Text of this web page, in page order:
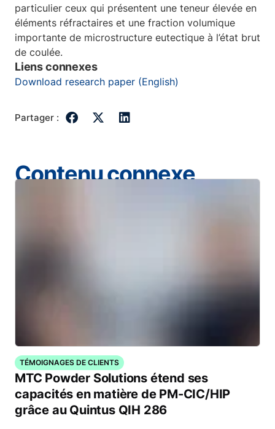
particulier ceux qui présentent une teneur élevée en
éléments réfractaires et une fraction volumique
importante de microstructure eutectique à l’état brut
de coulée.
Liens connexes
Download research paper (English)
Partager :
Contenu connexe
TÉMOIGNAGES DE CLIENTS
MTC Powder Solutions étend ses
capacités en matière de PM-CIC/HIP
grâce au Quintus QIH 286